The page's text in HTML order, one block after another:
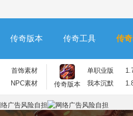
传奇版本 传奇工具 传
首饰素材
NPC素材 传奇版本
单职业版
我本沉默